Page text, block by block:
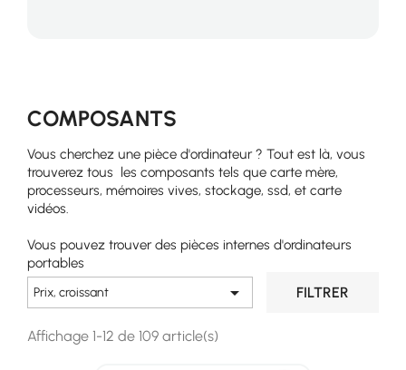
COMPOSANTS
Vous cherchez une pièce d'ordinateur ? Tout est là, vous
trouverez tous les composants tels que carte mère,
processeurs, mémoires vives, stockage, ssd, et carte
vidéos.
Vous pouvez trouver des pièces internes d'ordinateurs
portables
Prix, croissant  FILTRER
Affichage 1-12 de 109 article(s)